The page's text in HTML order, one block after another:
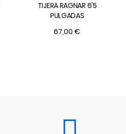
TIJERA RAGNAR 6'5
PULGADAS
67,00 €